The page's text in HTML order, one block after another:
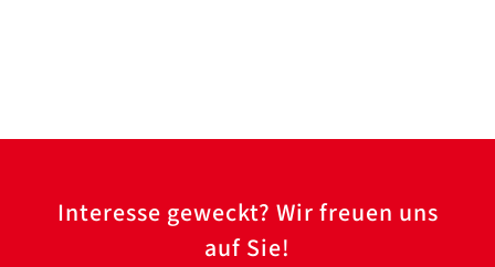
Interesse geweckt? Wir freuen uns
auf Sie!